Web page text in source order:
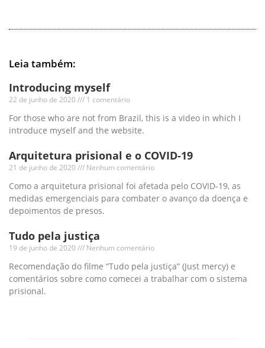
Leia também:
Introducing myself
22 de junho de 2020 1 comentário
For those who are not from Brazil, this is a video in which I
introduce myself and the website.
Arquitetura prisional e o COVID-19
21 de junho de 2020 Nenhum comentário
Como a arquitetura prisional foi afetada pelo COVID-19, as
medidas emergenciais para combater o avanço da doença e
depoimentos de presos.
Tudo pela justiça
19 de junho de 2020 Nenhum comentário
Recomendação do filme “Tudo pela justiça” (Just mercy) e
comentários sobre como comecei a trabalhar com o sistema
prisional.